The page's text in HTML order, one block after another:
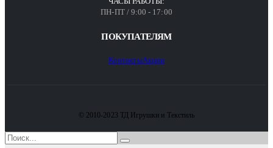
ПН-ПТ / 9:00 - 17:00
ПОКУПАТЕЛЯМ
КонтактыАкции
© 2010-2023 ТД Игрушки и Текстиль